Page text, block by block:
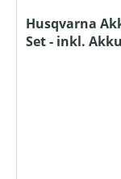
Husqvarna
Set - inkl.